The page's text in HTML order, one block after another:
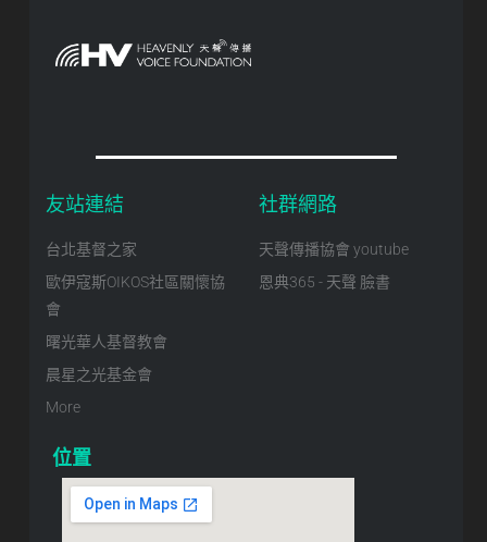
友站連結
台北基督之家
歐伊寇斯OIKOS社區關懷協
會
曙光華人基督教會
晨星之光基金會
More
社群網路
天聲傳播協會 youtube
恩典365 - 天聲 臉書
位置